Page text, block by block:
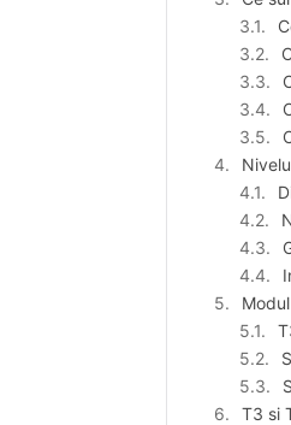
T3 si